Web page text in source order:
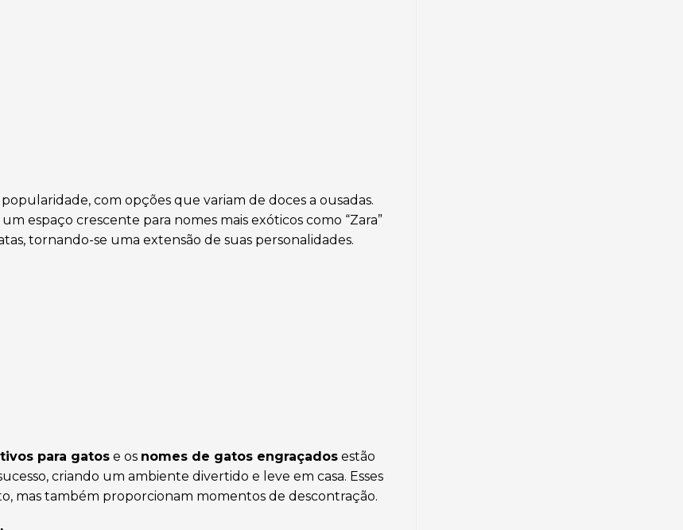
com opções que variam de doces a ousadas.
espaço crescente para nomes mais exóticos como “Zara”
tornando-se uma extensão de suas personalidades.
para gatos e os nomes de gatos engraçados estão
criando um ambiente divertido e leve em casa. Esses
mas também proporcionam momentos de descontração.